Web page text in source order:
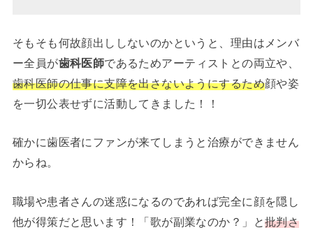
そもそも何故顔出ししないのかというと、理由はメンバ
ー全員が歯科医師であるためアーティストとの両立や、
歯科医師の仕事に支障を出さないようにするため顔や姿
を一切公表せずに活動してきました！！
確かに歯医者にファンが来てしまうと治療ができません
からね。
職場や患者さんの迷惑になるのであれば完全に顔を隠し
他が得策だと思います！「歌が副業なのか？」と批判さ